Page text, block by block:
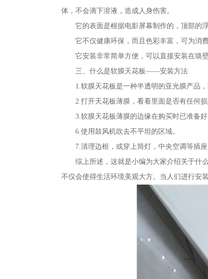
体，不会滴下溶液，造成人身伤害。
它的表面是根据电影屏幕制作的，顶部的
它不仅健康环保，而且色彩丰富，可为消
它安装非常简单方便，可以直接安装在墙
三、什么是软膜天花板——安装方法
1.软膜天花板是一种半透明的亚光膜产品
2.打开天花板薄膜，看看里面是否有任何
3.软膜天花板薄膜的边缘在购买时已准备
6.使用鼓风机吹去不平坦的区域。
7.清理边框，或穿上筒灯，中央空调等插座
综上所述，这就是小编为大家介绍关于什
不仅会使得生活环境美观大方。当人们进行安